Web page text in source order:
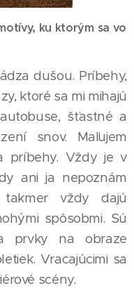
ku ktorým sa vo
dušou. Príbehy,
ktoré sa mi mihajú
šťastné a
snov. Maľujem
príbehy. Vždy je v
ani ja nepoznám
vždy dajú
spôsobmi. Sú
prvky na obraze
Vracajúcimi sa
scény.